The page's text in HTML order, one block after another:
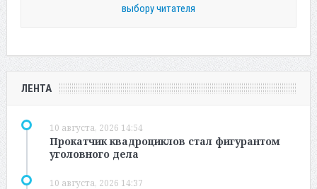
выбору читателя
ЛЕНТА
10 августа, 2026 14:54
Прокатчик квадроциклов стал фигурантом
уголовного дела
10 августа, 2026 14:37